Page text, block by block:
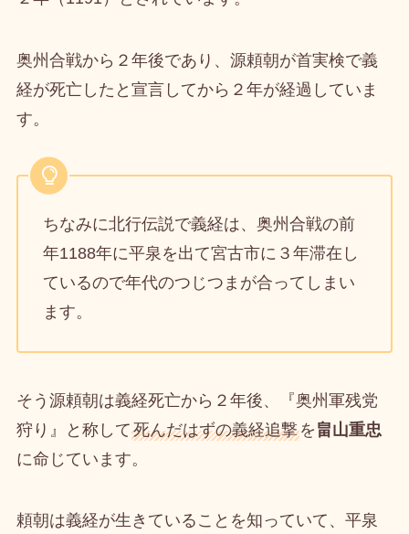
奥州合戦から２年後であり、源頼朝が首実検で義
経が死亡したと宣言してから２年が経過していま
す。
ちなみに北行伝説で義経は、奥州合戦の前
年1188年に平泉を出て宮古市に３年滞在し
ているので年代のつじつまが合ってしまい
ます。
そう源頼朝は義経死亡から２年後、『奥州軍残党
狩り』と称して死んだはずの義経追撃を 畠山重忠
に命じています。
頼朝は義経が生きていることを知っていて、平泉